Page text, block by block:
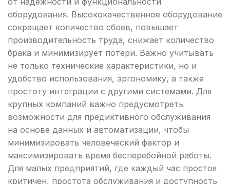
оборудования. Высококачественное оборудование
сокращает количество сбоев, повышает
производительность труда, снижает количество
брака и минимизирует потери. Важно учитывать
не только технические характеристики, но и
удобство использования, эргономику, а также
простоту интеграции с другими системами. Для
крупных компаний важно предусмотреть
возможности для предиктивного обслуживания
на основе данных и автоматизации, чтобы
минимизировать человеческий фактор и
максимизировать время бесперебойной работы.
Для малых предприятий, где каждый час простоя
критичен, простота обслуживания и доступность